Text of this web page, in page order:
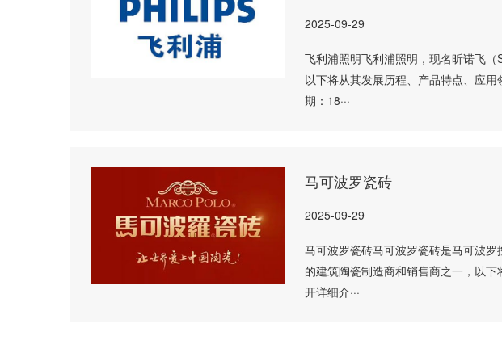
2025-09-29
飞利浦照明飞利浦照明，现名昕诺飞
以下将从其发展历程、产品特点、应
期：18···
马可波罗瓷砖
2025-09-29
马可波罗瓷砖马可波罗瓷砖是马可波
的建筑陶瓷制造商和销售商之一，以
开详细介···